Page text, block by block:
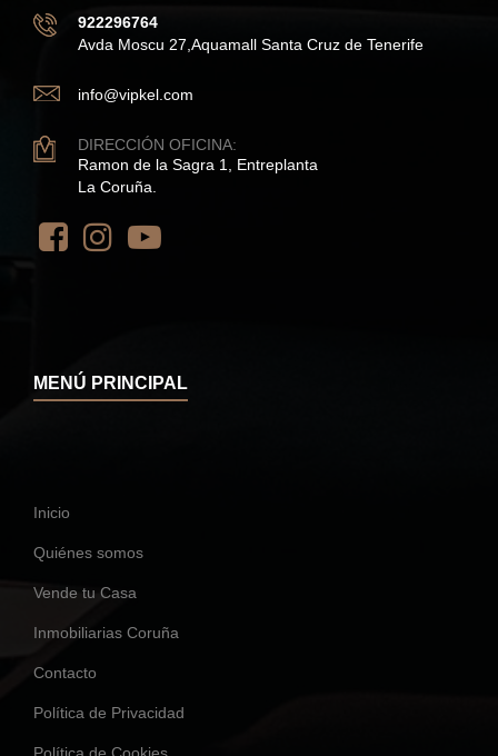
922296764
Avda Moscu 27,Aquamall Santa Cruz de Tenerife
info@vipkel.com
DIRECCIÓN OFICINA:
Ramon de la Sagra 1, Entreplanta
La Coruña.
MENÚ PRINCIPAL
Inicio
Quiénes somos
Vende tu Casa
Inmobiliarias Coruña
Contacto
Política de Privacidad